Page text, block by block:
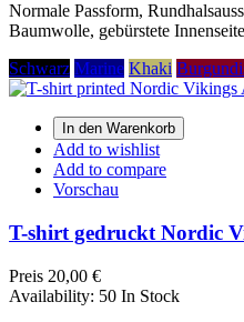
Normale Passform,
Baumwolle, gebürstete
Schwarz Marine Khaki
In den Warenkorb
Add to wishlist
Add to compare
Vorschau
T-shirt gedruckt Nordic
Preis 20,00 €
Availability: 50 In Stock